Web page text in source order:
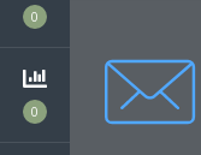
0
0